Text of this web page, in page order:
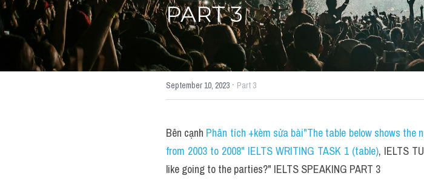
PART 3
September 10, 2023 · Part 3
Bên cạnh Phân tích +kèm sửa bài"The table below shows
from 2003 to 2008" IELTS WRITING TASK 1 (table), IELTS
like going to the parties?" IELTS SPEAKING PART 3